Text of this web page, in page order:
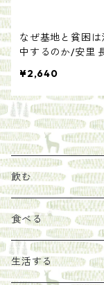
なぜ基地と貧困は
中するのか/安里
¥2,640
飲む
お茶
エキス
食べる
ジャム
生活する